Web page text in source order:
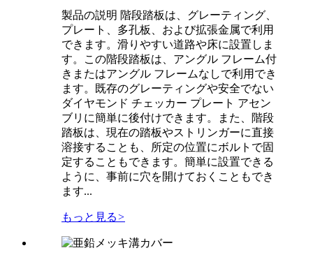
製品の説明 階段踏板は、グレーティング、
プレート、多孔板、および拡張金属で利用
できます。滑りやすい道路や床に設置しま
す。この階段踏板は、アングル フレーム付
きまたはアングル フレームなしで利用でき
ます。既存のグレーティングや安全でない
ダイヤモンド チェッカー プレート アセン
ブリに簡単に後付けできます。また、階段
踏板は、現在の踏板やストリンガーに直接
溶接することも、所定の位置にボルトで固
定することもできます。簡単に設置できる
ように、事前に穴を開けておくこともでき
ます...
もっと見る>